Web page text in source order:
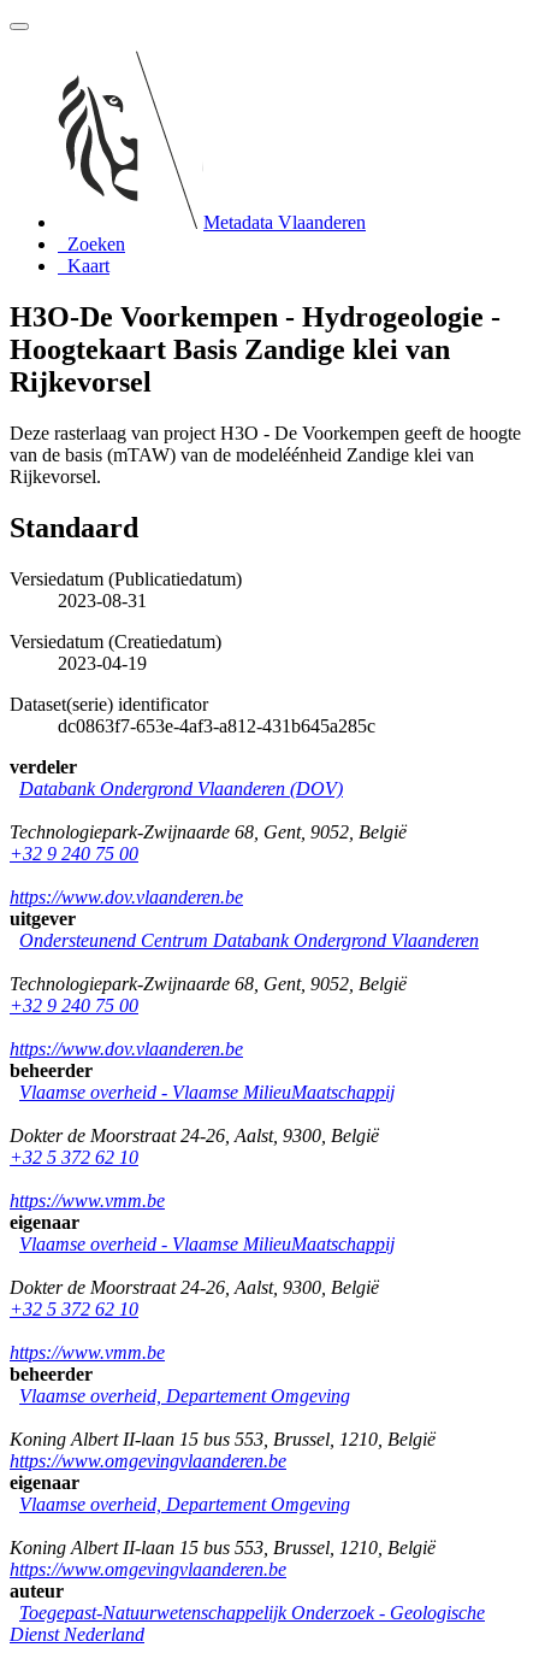
Metadata Vlaanderen
Zoeken
Kaart
H3O-De Voorkempen - Hydrogeologie -
Hoogtekaart Basis Zandige klei van
Rijkevorsel
Deze rasterlaag van project H3O - De Voorkempen geeft de hoogte
van de basis (mTAW) van de modeléénheid Zandige klei van
Rijkevorsel.
Standaard
Versiedatum (Publicatiedatum)
2023-08-31
Versiedatum (Creatiedatum)
2023-04-19
Dataset(serie) identificator
dc0863f7-653e-4af3-a812-431b645a285c
verdeler
Databank Ondergrond Vlaanderen (DOV)
Technologiepark-Zwijnaarde 68 Gent, 9052 België
+32 9 240 75 00
https://www.dov.vlaanderen.be
uitgever
Ondersteunend Centrum Databank Ondergrond Vlaanderen
Technologiepark-Zwijnaarde 68 Gent, 9052 België
+32 9 240 75 00
https://www.dov.vlaanderen.be
beheerder
Vlaamse overheid - Vlaamse MilieuMaatschappij
Dokter de Moorstraat 24-26 Aalst, 9300 België
+32 5 372 62 10
https://www.vmm.be
eigenaar
Vlaamse overheid - Vlaamse MilieuMaatschappij
Dokter de Moorstraat 24-26 Aalst, 9300 België
+32 5 372 62 10
https://www.vmm.be
beheerder
Vlaamse overheid, Departement Omgeving
Koning Albert II-laan 15 bus 553 Brussel 1210 België
https://www.omgevingvlaanderen.be
eigenaar
Vlaamse overheid, Departement Omgeving
Koning Albert II-laan 15 bus 553 Brussel 1210 België
https://www.omgevingvlaanderen.be
auteur
Toegepast-Natuurwetenschappelijk Onderzoek - Geologische
Dienst Nederland